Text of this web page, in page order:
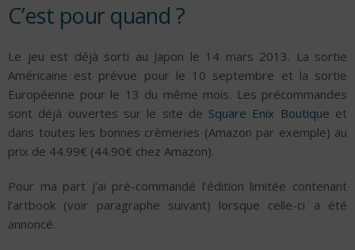
C’est pour quand ?
Le jeu est déjà sorti au Japon le 14 mars 2013. La sortie
Américaine est prévue pour le 10 septembre et la sortie
Européenne pour le 13 du même mois. Les précommandes
sont déjà ouvertes sur le site de Square Enix Boutique et
dans toutes les bonnes crèmeries (Amazon par exemple) au
prix de 44.99€ (44.90€ chez Amazon).
Pour ma part j’ai pré-commandé l’édition limitée contenant
l’artbook (voir paragraphe suivant) lorsque celle-ci a été
annoncé.